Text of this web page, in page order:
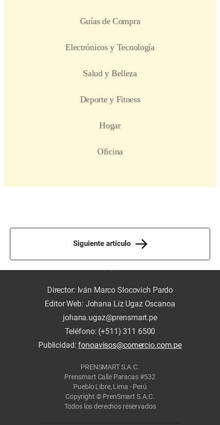
Siguiente artículo
Director: Iván Marco Slocovich Pardo
Editor Web: Johana Liz Ugaz Oscanoa
johana.ugaz@prensmart.pe
Teléfono: (+511) 311 6500
Publicidad:fonoavisos@comercio.com.pe
PRENSMART S.A.C.
Prensmart Calle Paracas #532
Pueblo Libre, Lima - Perú
Copyright © PrenSmart S.A.C.
Todos los derechos reservados